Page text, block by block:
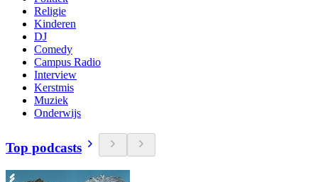
Religie
Kinderen
DJ
Comedy
Campus Radio
Interview
Kerstmis
Muziek
Onderwijs
Top podcasts